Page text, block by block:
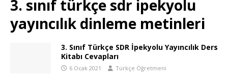
3. sınıf türkçe sdr ipekyolu
yayıncılık dinleme metinleri
3. Sınıf Türkçe SDR İpekyolu Yayıncılık Ders
Kitabı Cevapları
6 Ocak 2021 Türkçe Öğretmeni